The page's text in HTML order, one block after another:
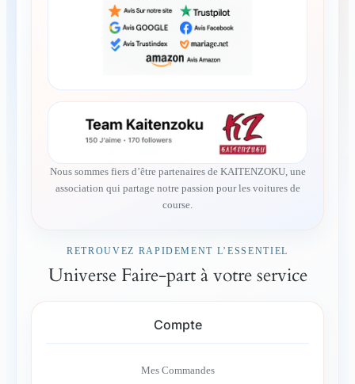
Nous sommes fiers d’être partenaires de KAITENZOKU, une
association qui partage notre passion pour les voitures de
course.
RETROUVEZ RAPIDEMENT L’ESSENTIEL
Universe Faire-part à votre service
Compte
Mes Commandes